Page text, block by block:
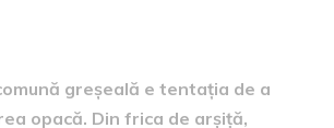
greșeală e tentația de a
opacă. Din frica de arșiță,